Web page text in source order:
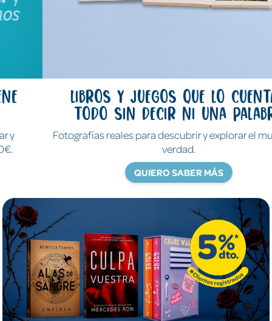
Libros y juegos que lo cuentan
todo sin decir ni una palabra
Fotografías reales para descubrir y explorar el mundo de
QUIERO SABER MÁS